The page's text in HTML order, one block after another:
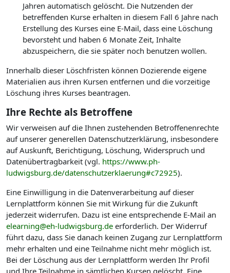
Jahren automatisch gelöscht. Die Nutzenden der
betreffenden Kurse erhalten in diesem Fall 6 Jahre nach
Erstellung des Kurses eine E-Mail, dass eine Löschung
bevorsteht und haben 6 Monate Zeit, Inhalte
abzuspeichern, die sie später noch benutzen wollen.
Innerhalb dieser Löschfristen können Dozierende eigene
Materialien aus ihren Kursen entfernen und die vorzeitige
Löschung ihres Kurses beantragen.
Ihre Rechte als Betroffene
Wir verweisen auf die Ihnen zustehenden Betroffenenrechte
auf unserer generellen Datenschutzerklärung, insbesondere
auf Auskunft, Berichtigung, Löschung, Widerspruch und
Datenübertragbarkeit (vgl. https://www.ph-
ludwigsburg.de/datenschutzerklaerung#c72925).
Eine Einwilligung in die Datenverarbeitung auf dieser
Lernplattform können Sie mit Wirkung für die Zukunft
jederzeit widerrufen. Dazu ist eine entsprechende E-Mail an
elearning@eh-ludwigsburg.de erforderlich. Der Widerruf
führt dazu, dass Sie danach keinen Zugang zur Lernplattform
mehr erhalten und eine Teilnahme nicht mehr möglich ist.
Bei der Löschung aus der Lernplattform werden Ihr Profil
und Ihre Teilnahme in sämtlichen Kursen gelöscht. Eine